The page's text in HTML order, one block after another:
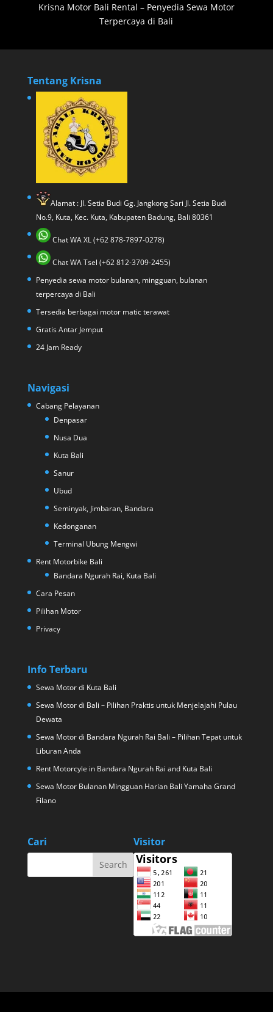
Krisna Motor Bali Rental – Penyedia Sewa Motor
Terpercaya di Bali
Tentang Krisna
Alamat : Jl. Setia Budi Gg. Jangkong Sari Jl. Setia Budi
No.9, Kuta, Kec. Kuta, Kabupaten Badung, Bali 80361
Chat WA XL (+62 878-7897-0278)
Chat WA Tsel (+62 812-3709-2455)
Penyedia sewa motor bulanan, mingguan, bulanan
terpercaya di Bali
Tersedia berbagai motor matic terawat
Gratis Antar Jemput
24 Jam Ready
Navigasi
Cabang Pelayanan
Denpasar
Nusa Dua
Kuta Bali
Sanur
Ubud
Seminyak, Jimbaran, Bandara
Kedonganan
Terminal Ubung Mengwi
Rent Motorbike Bali
Bandara Ngurah Rai, Kuta Bali
Cara Pesan
Pilihan Motor
Privacy
Info Terbaru
Sewa Motor di Kuta Bali
Sewa Motor di Bali – Pilihan Praktis untuk Menjelajahi Pulau
Dewata
Sewa Motor di Bandara Ngurah Rai Bali – Pilihan Tepat untuk
Liburan Anda
Rent Motorcyle in Bandara Ngurah Rai and Kuta Bali
Sewa Motor Bulanan Mingguan Harian Bali Yamaha Grand
Filano
Cari Visitor